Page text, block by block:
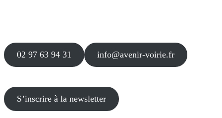
02 97 63 94 31 info@avenir-voirie.fr
S’inscrire à la newsletter